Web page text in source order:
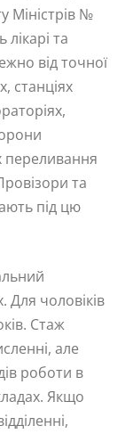
Міністрів №
та
від точної
станціях
переливання
та
під цю
Для чоловіків
Стаж
але
роботи в
Якщо